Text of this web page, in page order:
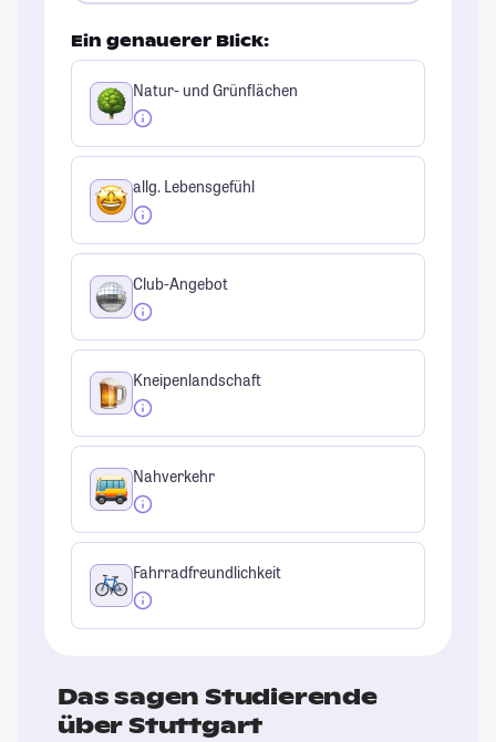
Ein genauerer Blick:
Natur- und Grünflächen
allg. Lebensgefühl
Club-Angebot
Kneipenlandschaft
Nahverkehr
Fahrradfreundlichkeit
Das sagen Studierende
über Stuttgart